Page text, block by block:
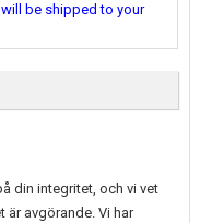
be shipped to your
din integritet, och vi vet
avgörande. Vi har